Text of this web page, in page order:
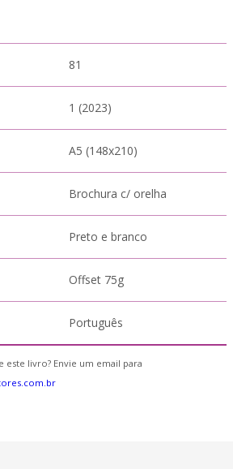
81
1 (2023)
A5 (148x210)
Brochura c/ orelha
Preto e branco
Offset 75g
Português
este livro? Envie um email para